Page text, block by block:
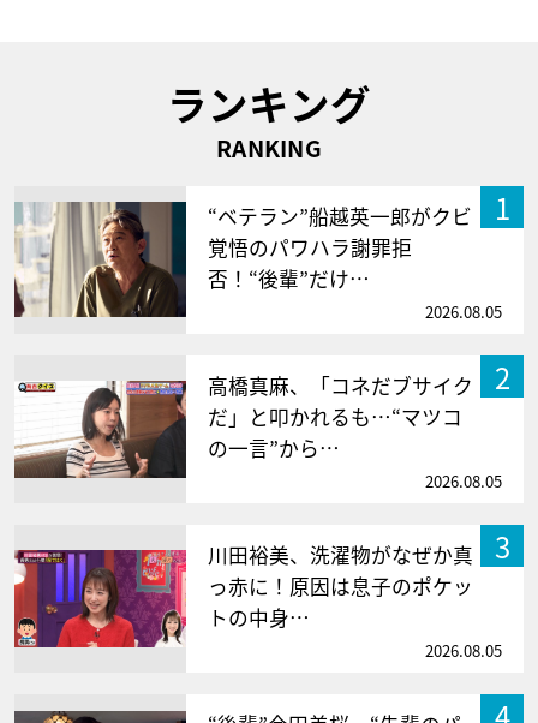
ランキング
RANKING
1
“ベテラン”船越英一郎がクビ
覚悟のパワハラ謝罪拒
否！“後輩”だけ…
2026.08.05
2
高橋真麻、「コネだブサイク
だ」と叩かれるも…“マツコ
の一言”から…
2026.08.05
3
川田裕美、洗濯物がなぜか真
っ赤に！原因は息子のポケッ
トの中身…
2026.08.05